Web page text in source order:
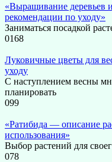
«Выращивание деревьев
рекомендации по уходу»
Заниматься посадкой
0168
Луковичные цветы для
уходу
С наступлением весны
планировать
099
«Ратибида — описание
использования»
Выбор растений для
078